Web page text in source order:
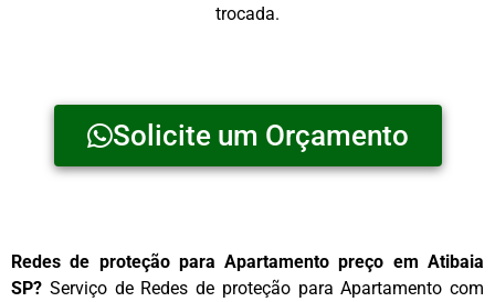
trocada.
Solicite um Orçamento
Redes de proteção para Apartamento preço em Atibaia
SP? Serviço de Redes de proteção para Apartamento com